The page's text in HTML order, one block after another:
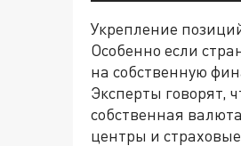
Укрепление
Особенно если
на собственную
Эксперты говорят,
собственная
центры и